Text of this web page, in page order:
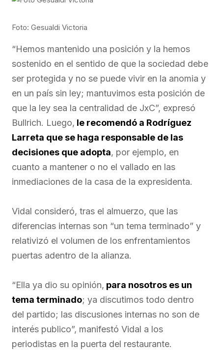
Foto: Gesualdi Victoria
“Hemos mantenido una posición y la hemos
sostenido en el sentido de que la sociedad debe
ser protegida y no se puede vivir en la anomia y
en un país sin ley; mantuvimos esta posición de
que la ley sea la centralidad de JxC”, expresó
Bullrich. Luego, le recomendó a Rodríguez
Larreta que se haga responsable de las
decisiones que adopta, por ejemplo, en
cuanto a mantener o no el vallado en las
inmediaciones de la casa de la expresidenta.
Vidal consideró, tras el almuerzo, que las
diferencias internas son “un tema terminado” y
relativizó el volumen de los enfrentamientos
puertas adentro de la alianza.
“Ella ya dio su opinión, para nosotros es un
tema terminado; ya discutimos todo dentro
del partido; las discusiones internas no son de
interés publico”, manifestó Vidal a los
periodistas en la puerta del restaurante.